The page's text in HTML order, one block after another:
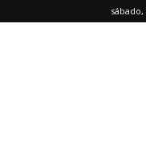
sábado,